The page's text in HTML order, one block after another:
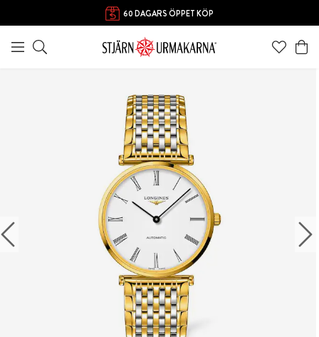
60 DAGARS ÖPPET KÖP